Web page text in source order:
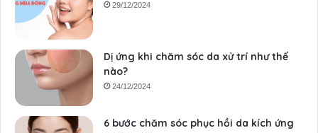
29/12/2024
Dị ứng khi chăm sóc da xử trí như thế
nào?
24/12/2024
6 bước chăm sóc phục hồi da kích ứng